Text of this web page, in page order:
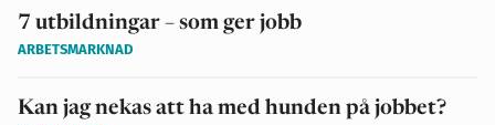
7 utbildningar – som ger jobb
ARBETSMARKNAD
Kan jag nekas att ha med hunden på jobbet?